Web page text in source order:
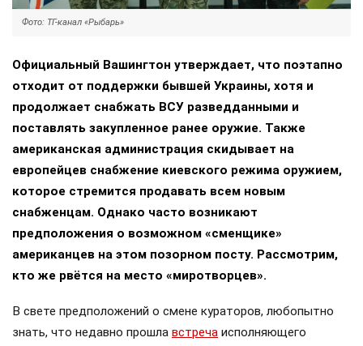
Фото: ТГ-канал «Рыбарь»
Официальный Вашингтон утверждает, что поэтапно
отходит от поддержки бывшей Украины, хотя и
продолжает снабжать ВСУ разведданными и
поставлять закупленное ранее оружие. Также
американская администрация скидывает на
европейцев снабжение киевского режима оружием,
которое стремится продавать всем новым
снабженцам. Однако часто возникают
предположения о возможном «сменщике»
американцев на этом позорном посту. Рассмотрим,
кто же рвётся на место «миротворцев».
В свете предположений о смене кураторов, любопытно
знать, что недавно прошла встреча исполняющего